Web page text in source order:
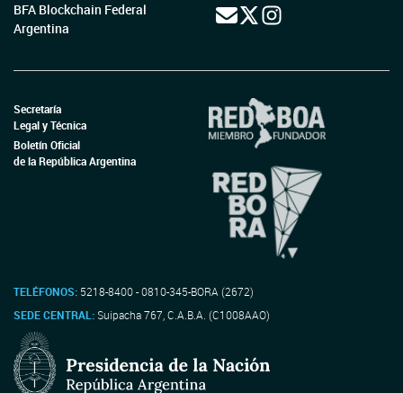
BFA Blockchain Federal
Argentina
Secretaría
Legal y Técnica
Boletín Oficial
de la República Argentina
TELÉFONOS: 5218-8400 - 0810-345-BORA (2672)
SEDE CENTRAL:Suipacha 767, C.A.B.A. (C1008AAO)